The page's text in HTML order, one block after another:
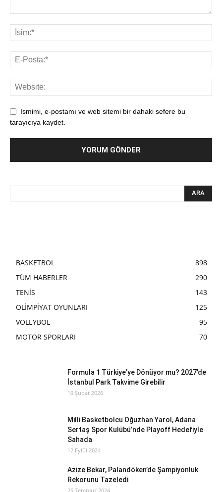
Ismimi, e-postamı ve web sitemi bir dahaki sefere bu
tarayıcıya kaydet.
BASKETBOL
898
TÜM HABERLER
290
TENİS
143
OLİMPİYAT OYUNLARI
125
VOLEYBOL
95
MOTOR SPORLARI
70
Formula 1 Türkiye’ye Dönüyor mu? 2027’de
İstanbul Park Takvime Girebilir
19 Şubat 2026
Milli Basketbolcu Oğuzhan Yarol, Adana
Sertaş Spor Kulübü’nde Playoff Hedefiyle
Sahada
12 Eylül 2024
Azize Bekar, Palandöken’de Şampiyonluk
Rekorunu Tazeledi
25 Temmuz 2024